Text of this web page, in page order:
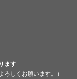
ます
ろしくお願います。）